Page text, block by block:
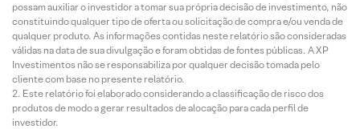
possam auxiliar o investidor a tomar sua própria decisão de investimento, não
constituindo qualquer tipo de oferta ou solicitação de compra e/ou venda de
qualquer produto. As informações contidas neste relatório são consideradas
válidas na data de sua divulgação e foram obtidas de fontes públicas. A XP
Investimentos não se responsabiliza por qualquer decisão tomada pelo
cliente com base no presente relatório.
Este relatório foi elaborado considerando a classificação de risco dos
produtos de modo a gerar resultados de alocação para cada perfil de
investidor.